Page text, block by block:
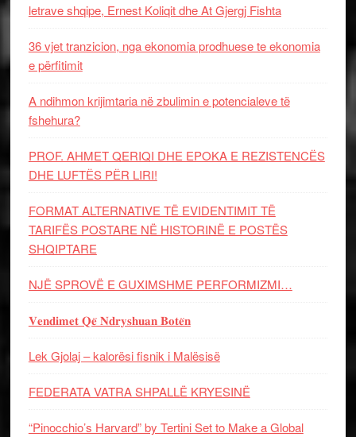
letrave shqipe, Ernest Koliqit dhe At Gjergj Fishta
36 vjet tranzicion, nga ekonomia prodhuese te ekonomia
e përfitimit
A ndihmon krijimtaria në zbulimin e potencialeve të
fshehura?
PROF. AHMET QERIQI DHE EPOKA E REZISTENCЁS
DHE LUFTЁS PЁR LIRI!
FORMAT ALTERNATIVE TË EVIDENTIMIT TË
TARIFËS POSTARE NË HISTORINË E POSTËS
SHQIPTARE
NJË SPROVË E GUXIMSHME PERFORMIZMI…
𝐕𝐞𝐧𝐝𝐢𝐦𝐞𝐭 𝐐𝐞̈ 𝐍𝐝𝐫𝐲𝐬𝐡𝐮𝐚𝐧 𝐁𝐨𝐭𝐞̈𝐧
Lek Gjolaj – kalorësi fisnik i Malësisë
FEDERATA VATRA SHPALLË KRYESINË
“Pinocchio’s Harvard” by Tertini Set to Make a Global